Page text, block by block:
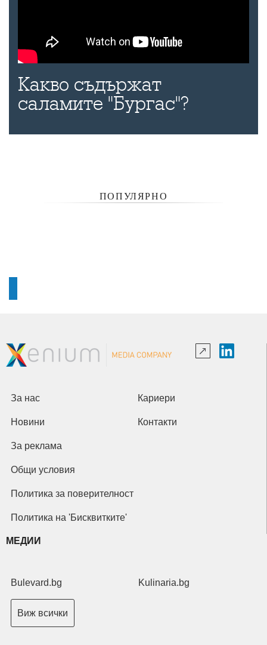
Какво съдържат
саламите "Бургас"?
ПОПУЛЯРНО
За нас Кариери
Новини Контакти
За реклама
Общи условия
Политика за поверителност
Политика на 'Бисквитките'
МЕДИИ
Bulevard.bg Kulinaria.bg
Виж всички